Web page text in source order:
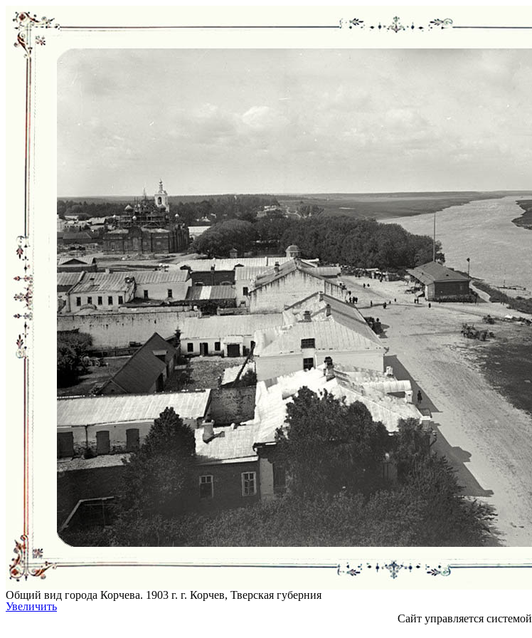
Общий вид города Корчева. 1903 г. г. Корчев, Тверская губерния
Увеличить
Сайт управляется системой